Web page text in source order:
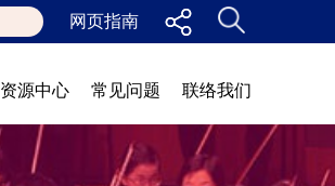
网页指南
资源中心 常见问题 联络我们